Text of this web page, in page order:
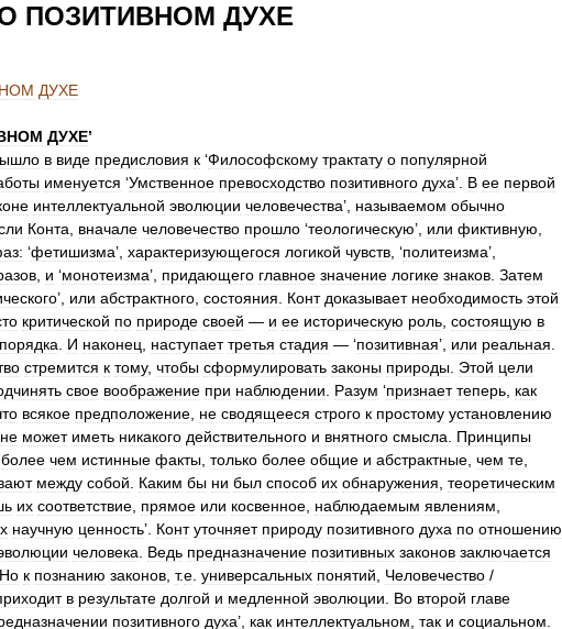
ПОЗИТИВНОМ ДУХЕ
ДУХЕ
ДУХЕ’
в виде предисловия к ‘Философскому трактату о популярной
именуется ‘Умственное превосходство позитивного духа’. В ее первой
интеллектуальной эволюции человечества’, называемом обычно
Конта вначале человечество прошло ‘теологическую’, или фиктивную
‘фетишизма’, характеризующегося логикой чувств , ‘политеизма’,
и ‘монотеизма’, придающего главное значение логике знаков Затем
’, или абстрактного состояния Конт доказывает необходимость этой
критической по природе своей — и ее историческую роль состоящую в
порядка И наконец наступает третья стадия — ‘позитивная’, или реальная
стремится к тому, чтобы сформулировать законы природы Этой цели
свое воображение при наблюдении Разум ‘признает теперь как
всякое предположение не сводящееся строго к простому установлению
не может иметь никакого действительного и внятного смысла
Принципы
более чем истинные факты только более общие и абстрактные чем те
между собой Каким бы ни был способ их обнаружения теоретическим
их соответствие прямое или косвенное наблюдаемым явлениям
научную ценность’. Конт уточняет природу позитивного духа по отношению
человека Ведь предназначение позитивных законов заключается
Но к познанию законов т.е универсальных понятий Человечество /
в результате долгой и медленной эволюции Во второй главе
позитивного духа’, как интеллектуальном так и социальном